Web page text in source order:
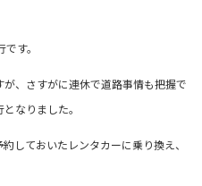
す。
、さすがに連休で道路事情も把握で
なりました。
しておいたレンタカーに乗り換え、